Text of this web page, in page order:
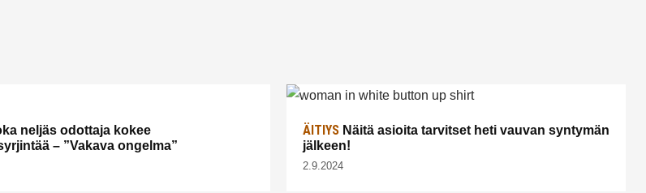
neljäs odottaja kokee
– ”Vakava ongelma”
ÄITIYS Näitä asioita tarvitset heti vauvan syntymän
jälkeen!
2.9.2024